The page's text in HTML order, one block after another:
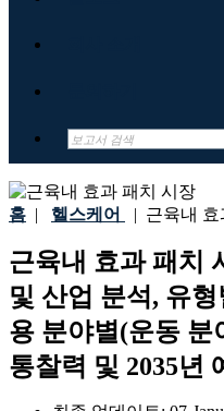
홈 | 헬스케어 | 근육내
근육내 효과 패치
및 산업 분석, 유
용 분야별(운동 분
통찰력 및 2035년